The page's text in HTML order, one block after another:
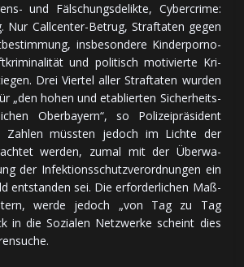
und Fäl­schungs­de­lik­te, Cybercrime:
Nur Callcenter-Be­trug, Straf­ta­ten ge­gen
ins­be­son­de­re Kin­der­por­no­
und po­li­tisch mo­ti­vier­te Kri­
Drei Vier­tel al­ler Straf­ta­ten wur­den
„den ho­hen und eta­blier­ten Si­cher­heits­
Oberbayern“, so Po­li­zei­prä­si­dent
Zah­len müss­ten je­doch im Lich­te der
wer­den, zu­mal mit der Über­wa­
der In­fek­tions­schutz­ver­ord­nun­gen ein
ent­stan­den sei. Die er­for­der­li­chen Maß­
wer­de je­doch „von Tag zu Tag
in die So­zia­len Netz­wer­ke scheint dies